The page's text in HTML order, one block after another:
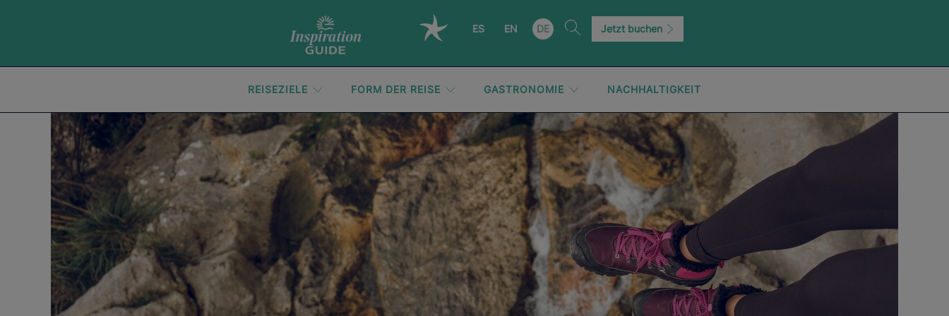
ES EN DE Jetzt buchen
REISEZIELE FORM DER REISE GASTRONOMIE NACHHALTIGKEIT